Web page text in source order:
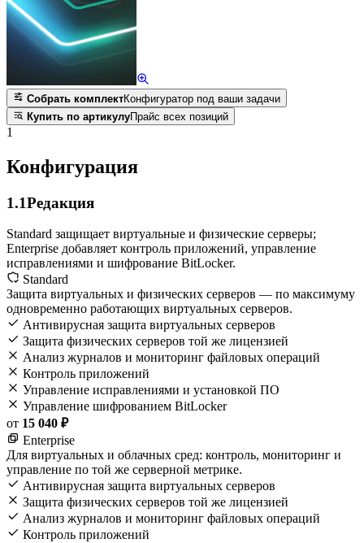
Собрать комплектКонфигуратор под ваши задачи
Купить по артикулуПрайс всех позиций
1
Конфигурация
1.1Редакция
Standard защищает виртуальные и физические серверы;
Enterprise добавляет контроль приложений, управление
исправлениями и шифрование BitLocker.
Standard
Защита виртуальных и физических серверов — по максимуму
одновременно работающих виртуальных серверов.
Антивирусная защита виртуальных серверов
Защита физических серверов той же лицензией
Анализ журналов и мониторинг файловых операций
Контроль приложений
Управление исправлениями и установкой ПО
Управление шифрованием BitLocker
от 15 040 ₽
Enterprise
Для виртуальных и облачных сред: контроль, мониторинг и
управление по той же серверной метрике.
Антивирусная защита виртуальных серверов
Защита физических серверов той же лицензией
Анализ журналов и мониторинг файловых операций
Контроль приложений